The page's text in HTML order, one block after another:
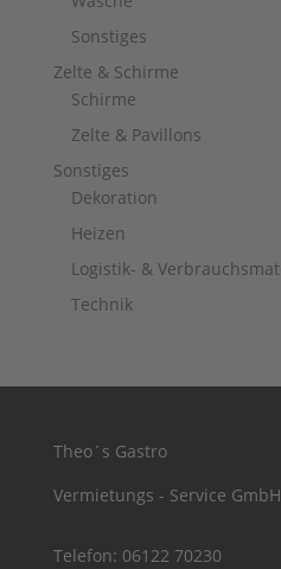
Sonstiges
Zelte & Schirme
Schirme
Zelte & Pavillons
Sonstiges
Dekoration
Heizen
Logistik- &
Technik
Theo´s Gastro
Vermietungs - Service GmbH
Telefon: 06122 70230